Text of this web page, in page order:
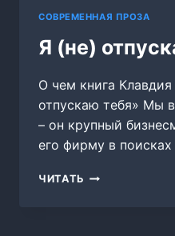
СОВРЕМЕННАЯ ПРОЗА
Я (не)
О чем книга
отпускаю тебя» Мы
– он крупный
его фирму в
ЧИТАТЬ Я